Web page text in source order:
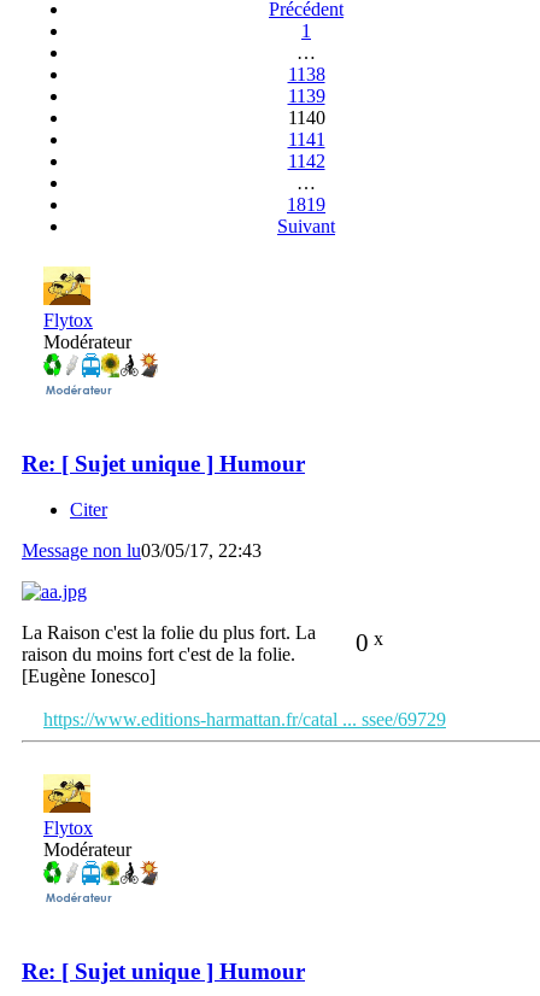
Précédent
1
…
1138
1139
1140
1141
1142
…
1819
Suivant
Flytox
Modérateur
Re: [ Sujet unique ] Humour
Citer
Message non lu03/05/17, 22:43
0 x
La Raison c'est la folie du plus fort. La
raison du moins fort c'est de la folie.
[Eugène Ionesco]
https://www.editions-harmattan.fr/catal ... ssee/69729
Flytox
Modérateur
Re: [ Sujet unique ] Humour